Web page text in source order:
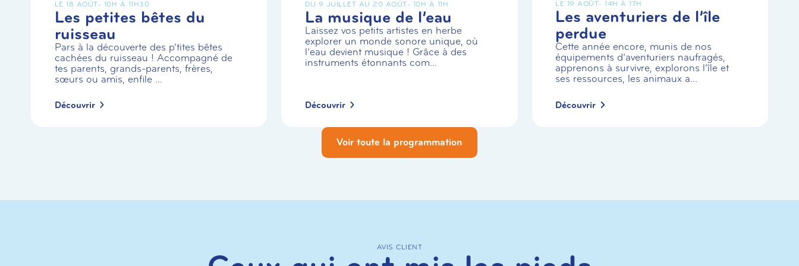
LE 18 AOÛT- 10H À 11H30
Les petites bêtes du
ruisseau
Pars à la découverte des p’tites bêtes
cachées du ruisseau ! Accompagné de
tes parents, grands-parents, frères,
sœurs ou amis, enfile ...
Découvrir
DU 9 JUILLET AU 20 AOÛT- 10H À 11H
La musique de l’eau
Laissez vos petits artistes en herbe
explorer un monde sonore unique, où
l’eau devient musique ! Grâce à des
instruments étonnants com...
Découvrir
LE 19 AOÛT- 14H À 17H
Les aventuriers de l’île
perdue
Cette année encore, munis de nos
équipements d’aventuriers naufragés,
apprenons à survivre, explorons l’île et
ses ressources, les animaux a...
Découvrir
Voir toute la programmation
AVIS CLIENT